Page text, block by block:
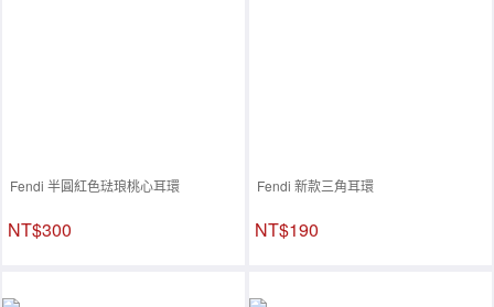
Fendi 半圓紅色琺琅桃心耳環
NT$300
Fendi 新款三角耳環
NT$190